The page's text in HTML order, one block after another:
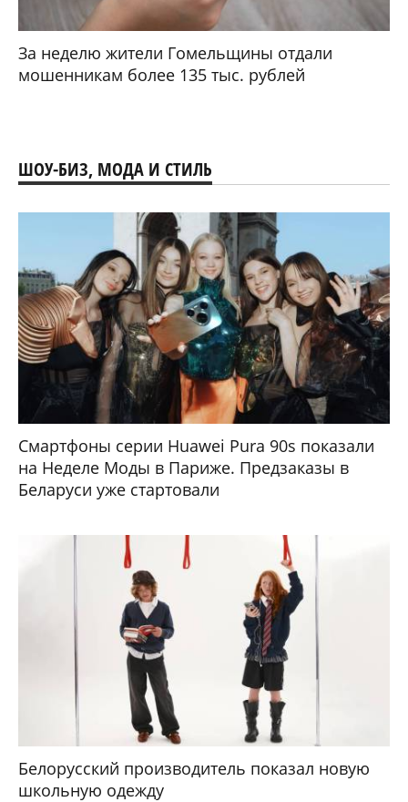
За неделю жители Гомельщины отдали
мошенникам более 135 тыс. рублей
ШОУ-БИЗ, МОДА И СТИЛЬ
Смартфоны серии Huawei Pura 90s показали
на Неделе Моды в Париже. Предзаказы в
Беларуси уже стартовали
Белорусский производитель показал новую
школьную одежду